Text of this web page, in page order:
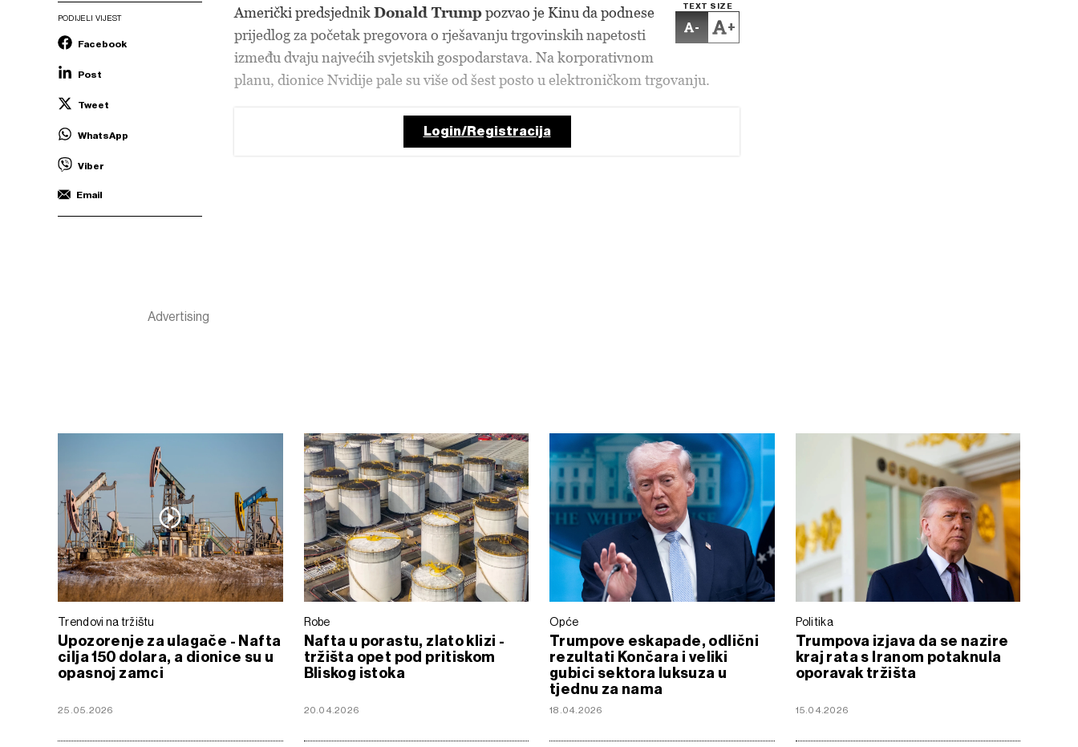
PODIJELI VIJEST
Facebook
Post
Tweet
WhatsApp
Viber
Email
TEXT SIZE
- +
Američki predsjednikDonald Trumppozvao je Kinu da podnese
prijedlog za početak pregovora o rješavanju trgovinskih napetosti
između dvaju najvećih svjetskih gospodarstava. Na korporativnom
planu, dionice Nvidije pale su više od šest posto u elektroničkom trgovanju.
Login/Registracija
Trendovi na tržištu
Upozorenje za ulagače - Nafta
cilja 150 dolara, a dionice su u
opasnoj zamci
25.05.2026
Robe
Nafta u porastu, zlato klizi -
tržišta opet pod pritiskom
Bliskog istoka
20.04.2026
Opće
Trumpove eskapade, odlični
rezultati Končara i veliki
gubici sektora luksuza u
tjednu za nama
18.04.2026
Politika
Trumpova izjava da se nazire
kraj rata s Iranom potaknula
oporavak tržišta
15.04.2026